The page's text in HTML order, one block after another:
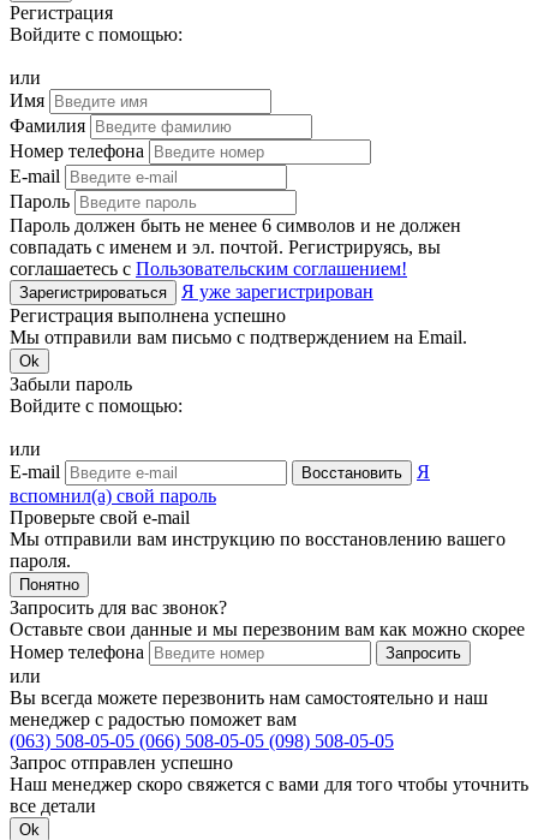
Регистрация
Войдите с помощью:
или
Имя
Фамилия
Номер телефона
E-mail
Пароль
Пароль должен быть не менее 6 символов и не должен
совпадать с именем и эл. почтой. Регистрируясь, вы
соглашаетесь с Пользовательским соглашением!
Зарегистрироваться
Я уже зарегистрирован
Регистрация выполнена успешно
Мы отправили вам письмо с подтверждением на Email.
Ok
Забыли пароль
Войдите с помощью:
или
E-mail
Восстановить
Я
вспомнил(а) свой пароль
Проверьте свой e-mail
Мы отправили вам инструкцию по восстановлению вашего
пароля.
Понятно
Запросить для вас звонок?
Оставьте свои данные и мы перезвоним вам как можно скорее
Номер телефона
Запросить
или
Вы всегда можете перезвонить нам самостоятельно и наш
менеджер с радостью поможет вам
(063) 508-05-05 (066) 508-05-05 (098) 508-05-05
Запрос отправлен успешно
Наш менеджер скоро свяжется с вами для того чтобы уточнить
все детали
Ok